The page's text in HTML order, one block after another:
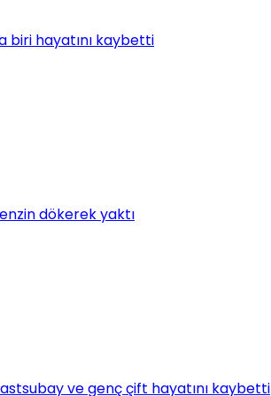
biri hayatını kaybetti
dökerek yaktı
ve genç çift hayatını kaybetti